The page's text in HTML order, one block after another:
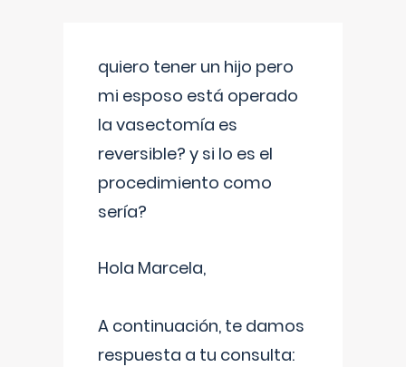
quiero tener un hijo pero
mi esposo está operado
la vasectomía es
reversible? y si lo es el
procedimiento como
sería?
Hola Marcela,
A continuación, te damos
respuesta a tu consulta: